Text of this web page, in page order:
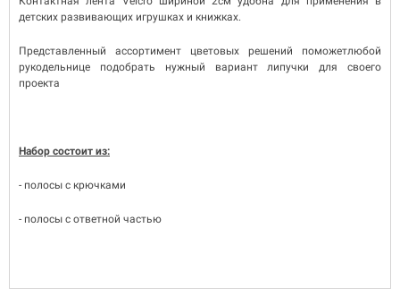
детских развивающих игрушках и книжках.
Представленный ассортимент цветовых решений поможетлюбой
рукодельнице подобрать нужный вариант липучки для своего
проекта
Набор состоит из:
- полосы с крючками
- полосы с ответной частью